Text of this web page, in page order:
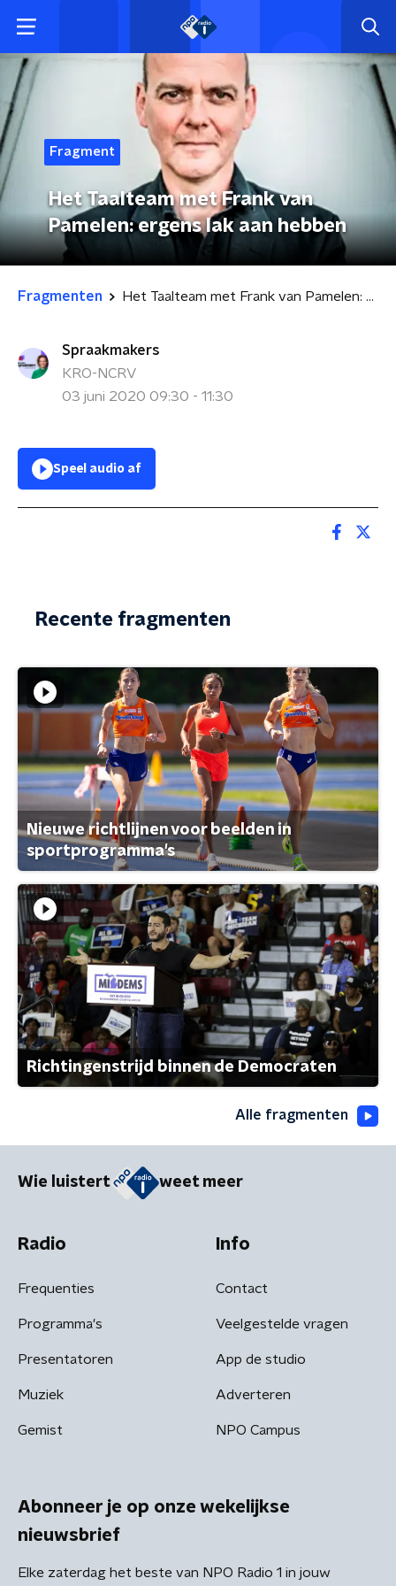
Fragment
Het Taalteam met Frank van
Pamelen: ergens lak aan hebben
Fragmenten Het Taalteam met Frank van Pamelen: ergens lak aan hebben
Spraakmakers
KRO-NCRV
03 juni 2020 09:30 - 11:30
Speel audio af
Recente fragmenten
Nieuwe richtlijnen voor beelden in
sportprogramma's
Richtingenstrijd binnen de Democraten
Alle fragmenten
Wie luistert weet meer
Radio
Frequenties
Programma's
Presentatoren
Muziek
Gemist
Info
Contact
Veelgestelde vragen
App de studio
Adverteren
NPO Campus
Abonneer je op onze wekelijkse
nieuwsbrief
Elke zaterdag het beste van NPO Radio 1 in jouw